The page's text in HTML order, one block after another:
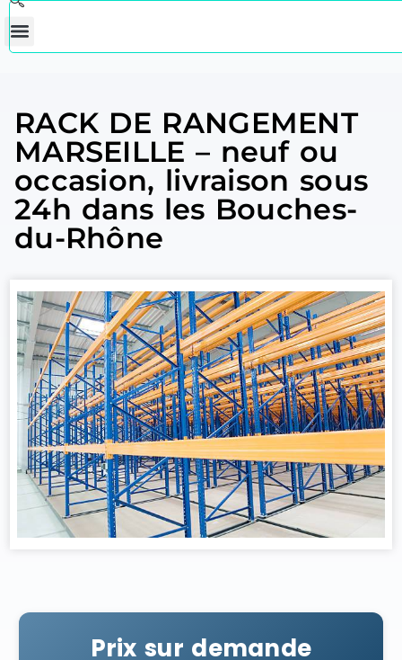
RACK DE RANGEMENT
MARSEILLE – neuf ou
occasion, livraison sous
24h dans les Bouches-
du-Rhône
Prix sur demande